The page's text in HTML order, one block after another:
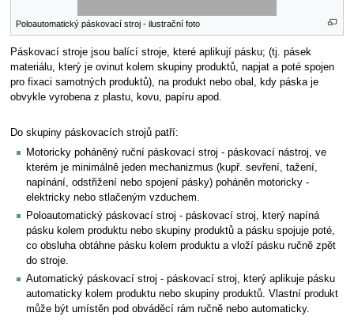
Poloautomatický páskovací stroj - ilustrační foto
Páskovací stroje jsou balící stroje, které aplikují pásku; (tj. pásek
materiálu, který je ovinut kolem skupiny produktů, napjat a poté spojen
pro fixaci samotných produktů), na produkt nebo obal, kdy páska je
obvykle vyrobena z plastu, kovu, papíru apod.
Do skupiny páskovacích strojů patří:
Motoricky poháněný ruční páskovací stroj - páskovací nástroj, ve
kterém je minimálně jeden mechanizmus (kupř. sevření, tažení,
napínání, odstřižení nebo spojení pásky) poháněn motoricky -
elektricky nebo stlačeným vzduchem.
Poloautomatický páskovací stroj - páskovací stroj, který napíná
pásku kolem produktu nebo skupiny produktů a pásku spojuje poté,
co obsluha obtáhne pásku kolem produktu a vloží pásku ručně zpět
do stroje.
Automatický páskovací stroj - páskovací stroj, který aplikuje pásku
automaticky kolem produktu nebo skupiny produktů. Vlastní produkt
může být umístěn pod obváděcí rám ručně nebo automaticky.